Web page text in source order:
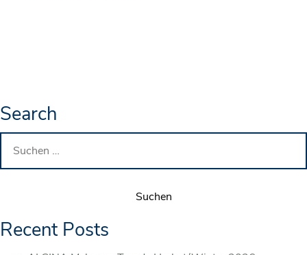
Search
Suchen
Recent Posts